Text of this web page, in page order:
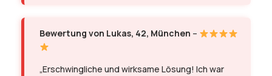
Bewertung von Lukas, 42, München –
„Erschwingliche und wirksame Lösung! Ich war